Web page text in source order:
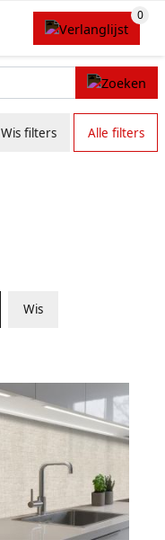
Wis filters Alle filters
Wis